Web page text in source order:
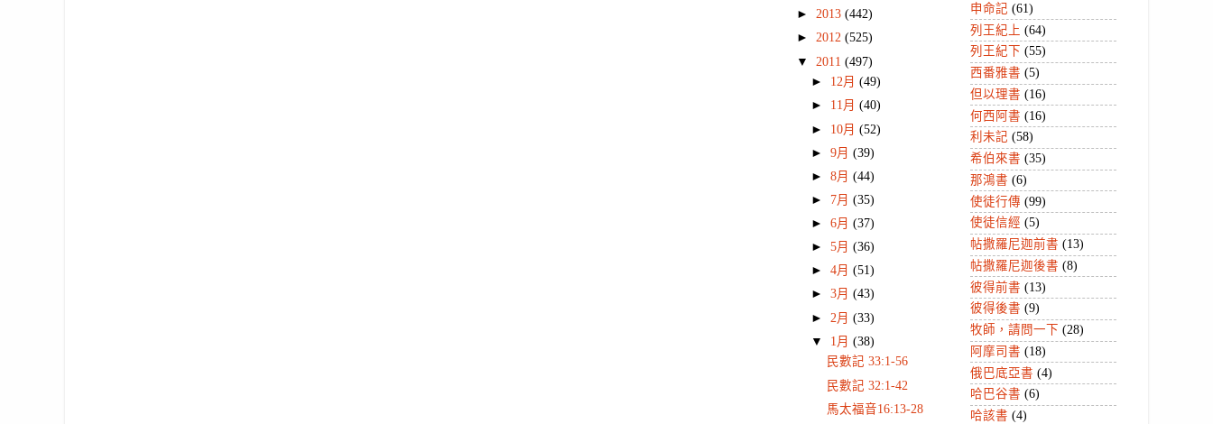
► 2013 (442)
► 2012 (525)
▼ 2011 (497)
► 12月(49)
► 11月(40)
► 10月(52)
►9月(39)
►8月(44)
► 7月(35)
►6月(37)
►5月(36)
►4月(51)
►3月(43)
► 2月(33)
▼ 1月(38)
民數記 33:1-56
民數記 32:1-42
馬太福音16:13-28
申命記 (61)
列王紀上 (64)
列王紀下 (55)
西番雅書 (5)
但以理書 (16)
何西阿書 (16)
利未記 (58)
希伯來書 (35)
那鴻書 (6)
使徒行傳 (99)
使徒信經 (5)
帖撒羅尼迦前書 (13)
帖撒羅尼迦後書 (8)
彼得前書 (13)
彼得後書 (9)
牧師，請問一下 (28)
阿摩司書 (18)
俄巴底亞書 (4)
哈巴谷書 (6)
哈該書 (4)